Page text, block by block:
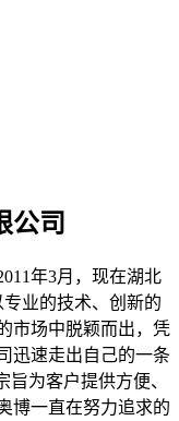
公司
年3月，现在湖北
业的技术、创新的
市场中脱颖而出，凭
迅速走出自己的一条
为客户提供方便、
博一直在努力追求的